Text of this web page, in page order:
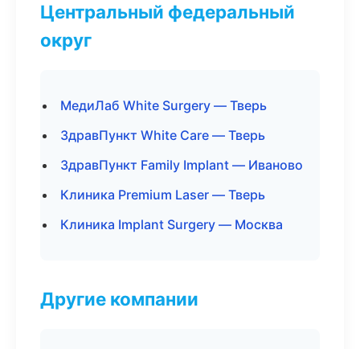
Центральный федеральный
округ
МедиЛаб White Surgery — Тверь
ЗдравПункт White Care — Тверь
ЗдравПункт Family Implant — Иваново
Клиника Premium Laser — Тверь
Клиника Implant Surgery — Москва
Другие компании